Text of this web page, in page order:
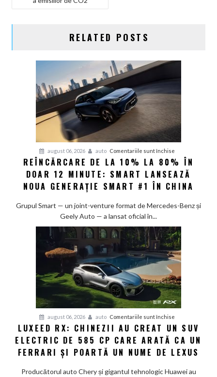
RELATED POSTS
august 06, 2026 auto Comentariile sunt închise
Reîncărcare
de
la
doar
12
minute:
lansează
noua
generație
Smart
în
China
REÎNCĂRCARE DE LA 10% LA 80% ÎN
DOAR 12 MINUTE: SMART LANSEAZĂ
NOUA GENERAȚIE SMART #1 ÎN CHINA
Grupul Smart — un joint-venture format de Mercedes-Benz și
Geely Auto — a lansat oficial în...
august 06, 2026 auto Comentariile sunt închise
Luxeed
RX:
Chinezii
creat
LUXEED RX: CHINEZII AU CREAT UN SUV
ELECTRIC DE 585 CP CARE ARATĂ CA UN
FERRARI ȘI POARTĂ UN NUME DE LEXUS
Producătorul auto Chery și gigantul tehnologic Huawei au